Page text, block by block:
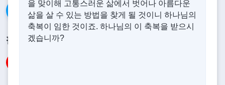
는커녕 자만하는 내적 상태에 빠져 윗선 리더에게 반
발심과 반감을 품었고, 마음속으로 한사코 따지고 변
명하며, 자매가 늘 제 문제를 지적하는 것은 저를 좋
카카오톡으로 대화하기
팔로우하기
을 맞이해 고통스러운 삶에서 벗어나 아름다운
삶을 살 수 있는 방법을 찾게 될 것이니 하나님의
축복이 임한 것이죠. 하나님의 이 축복을 받으시
겠습니까?